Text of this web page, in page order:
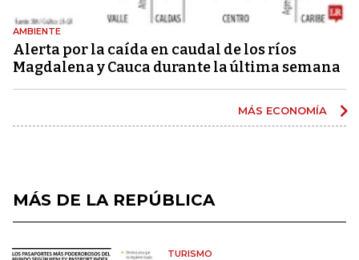
AMBIENTE
Alerta por la caída en caudal de los ríos
Magdalena y Cauca durante la última semana
MÁS ECONOMÍA
MÁS DE LA REPÚBLICA
TURISMO